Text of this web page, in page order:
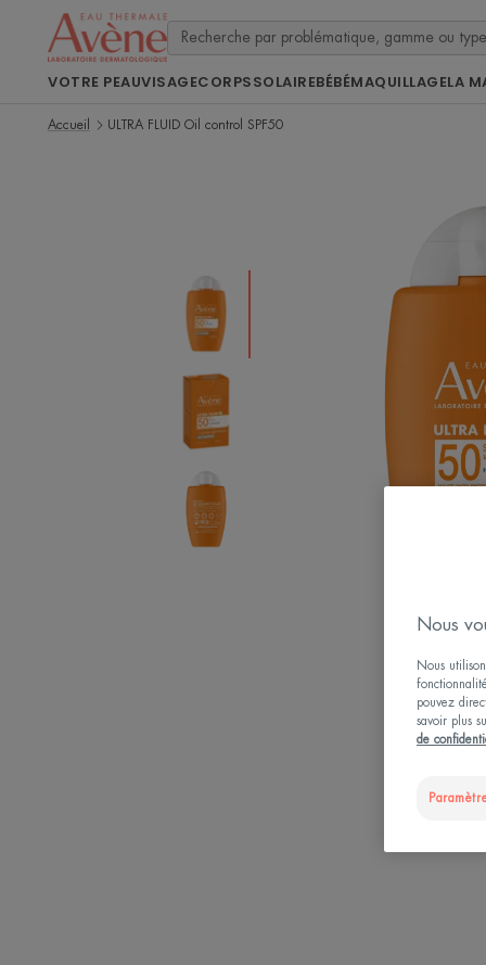
VOTRE PEAUVISAGECORPSSOLAIREBÉBÉMAQUILLAGELA
Accueil ULTRA FLUID Oil control SPF50
Nous
Nous
pouvez
savoir plus
de